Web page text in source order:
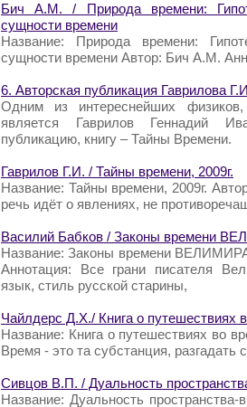
Бич A.M. / Природа времени:
сущности времени
Название: Природа времени:
сущности времени Автор: Бич A.M.
6. Авторская публикация Гаврилова
Одним из интереснейших
является Гаврилов Геннадий
публикацию, книгу – Тайны Времени.
Гаврилов Г.И. / Тайны времени, 2009г.
Название: Тайны времени, 2009г.
речь идёт о явлениях, не
Василий Бабков / Законы времени
Название: Законы времени
Аннотация: Все грани писателя
язык, стиль русской старины,
Чайлдерс Д.Х./ Книга о путешествиях
Название: Книга о путешествиях во
Время - это та субстанция, разгадать
Сивцов В.П. / Дуальность
Название: Дуальность